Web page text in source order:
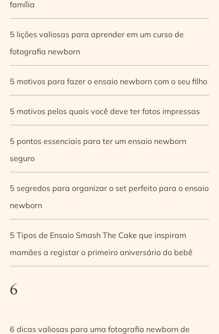
família
5 lições valiosas para aprender em um curso de
fotografia newborn
5 motivos para fazer o ensaio newborn com o seu filho
5 motivos pelos quais você deve ter fotos impressas
5 pontos essenciais para ter um ensaio newborn
seguro
5 segredos para organizar o set perfeito para o ensaio
newborn
5 Tipos de Ensaio Smash The Cake que inspiram
mamães a registar o primeiro aniversário do bebê
6
6 dicas valiosas para uma fotografia newborn de